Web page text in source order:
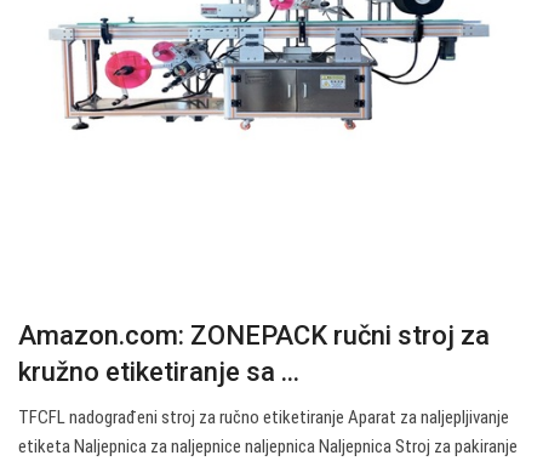
Amazon.com: ZONEPACK ručni stroj za
kružno etiketiranje sa ...
TFCFL nadograđeni stroj za ručno etiketiranje Aparat za naljepljivanje
etiketa Naljepnica za naljepnice naljepnica Naljepnica Stroj za pakiranje